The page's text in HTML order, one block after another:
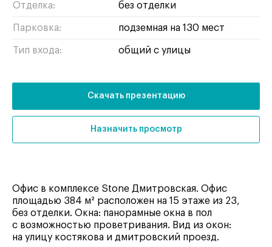
Отделка: без отделки
Парковка: подземная на 130 мест
Тип входа: общий с улицы
Скачать презентацию
Назначить просмотр
Офис в комплексе Stone Дмитровская. Офис
площадью 384 м² расположен на 15 этаже из 23,
без отделки. Окна: панорамные окна в пол
с возможностью проветривания. Вид из окон:
на улицу костякова и дмитровский проезд.